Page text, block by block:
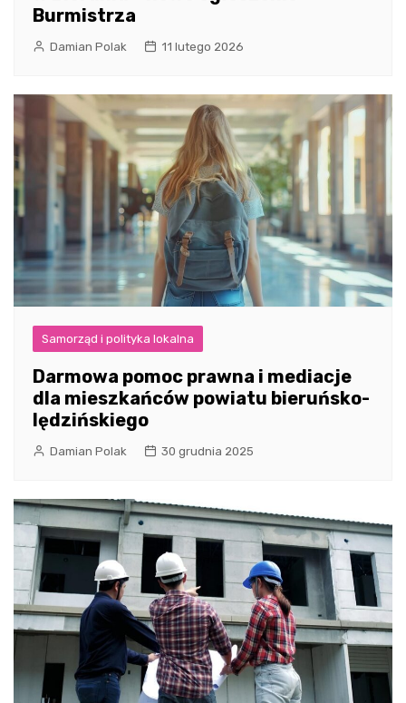
Burmistrza
Damian Polak 11 lutego 2026
Samorząd i polityka lokalna
Darmowa pomoc prawna i mediacje
dla mieszkańców powiatu bieruńsko-
lędzińskiego
Damian Polak 30 grudnia 2025